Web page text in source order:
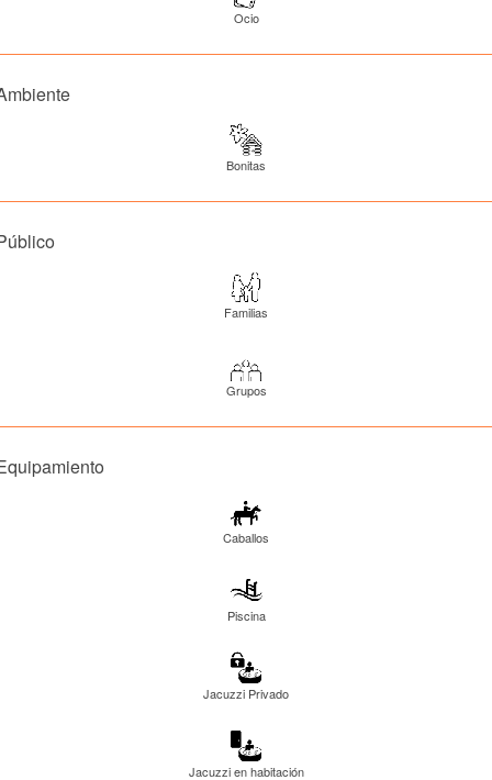
Ocio
Bonitas
Familias
Grupos
Caballos
Piscina
Jacuzzi Privado
Jacuzzi en habitación